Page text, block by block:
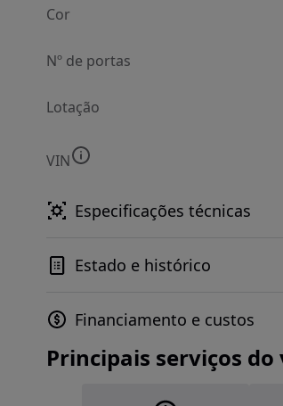
Cor
Nº de portas
Lotação
VIN
Especificações técnicas
Estado e histórico
Financiamento e custos
Principais serviços